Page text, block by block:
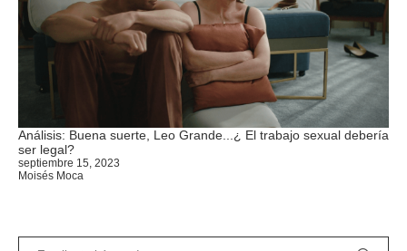
Análisis: Buena suerte, Leo Grande...¿ El trabajo sexual debería
ser legal?
septiembre 15, 2023
Moisés Moca